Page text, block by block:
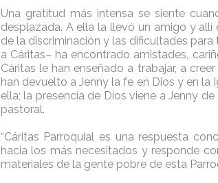
Una gratitud más intensa se siente
desplazada. A ella la llevó un amigo y
de la discriminación y las dificultades
a Cáritas– ha encontrado amistades,
Cáritas le han enseñado a trabajar, a
han devuelto a Jenny la fe en Dios y en la
ella; la presencia de Dios viene a Jenny
pastoral.
“Cáritas Parroquial es una respuesta
hacia los más necesitados y responde
materiales de la gente pobre de esta